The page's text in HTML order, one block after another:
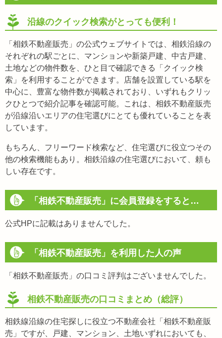
沿線のクイック検索がとっても便利！
「相鉄不動産販売」の公式ウェブサイトでは、相鉄沿線の
それぞれの駅ごとに、マンションや新築戸建、中古戸建、
土地などの物件数を、ひと目で確認できる「クイック検
索」を利用することができます。店舗を設置している駅を
中心に、豊富な物件数が掲載されており、いずれもクリッ
クひとつで紹介記事を確認可能。これは、相鉄不動産販売
が沿線沿いエリアの住宅選びにとても優れていることを表
しています。
もちろん、フリーワード検索など、住宅選びに役立つその
他の検索機能もあり。相鉄沿線の住宅選びにおいて、頼も
しい存在です。
「相鉄不動産販売」に会員登録をすると…
公式HPに記載はありませんでした。
「相鉄不動産販売」を利用した人の声
「相鉄不動産販売」の口コミ評判はございませんでした。
相鉄不動産販売の口コミまとめ（総評）
相鉄線沿線の住宅探しに役立つ不動産会社「相鉄不動産販
売」ですが、戸建、マンション、土地いずれにおいても、